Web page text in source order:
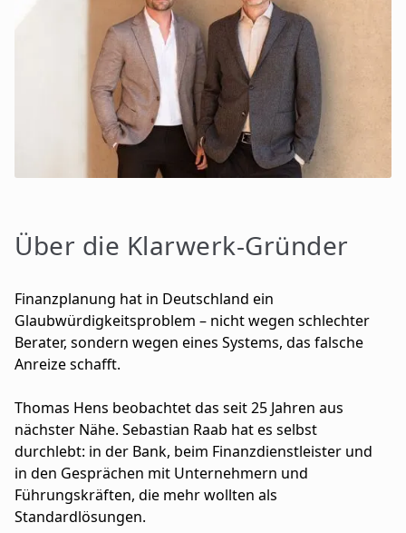
Über die Klarwerk-Gründer
Finanzplanung hat in Deutschland ein
Glaubwürdigkeitsproblem – nicht wegen schlechter
Berater, sondern wegen eines Systems, das falsche
Anreize schafft.
Thomas Hens beobachtet das seit 25 Jahren aus
nächster Nähe. Sebastian Raab hat es selbst
durchlebt: in der Bank, beim Finanzdienstleister und
in den Gesprächen mit Unternehmern und
Führungskräften, die mehr wollten als
Standardlösungen.